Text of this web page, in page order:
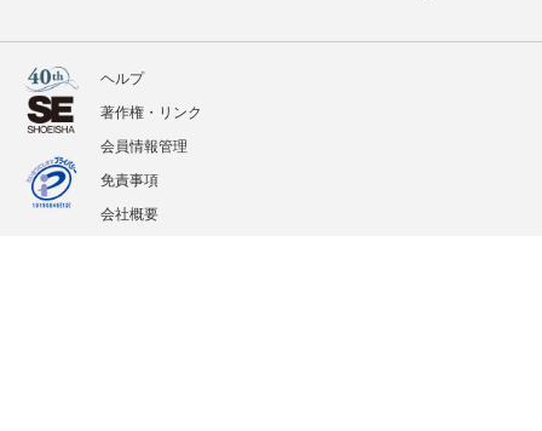
ヘルプ
著作権・リンク
会員情報管理
免責事項
会社概要